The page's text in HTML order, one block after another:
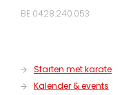
BE 0428.240.053
Starten met karate
Kalender & events